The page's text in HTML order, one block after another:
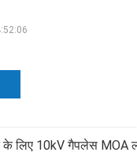
के लिए 10kV गैपलेस MOA